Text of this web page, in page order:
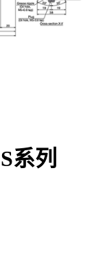
系列